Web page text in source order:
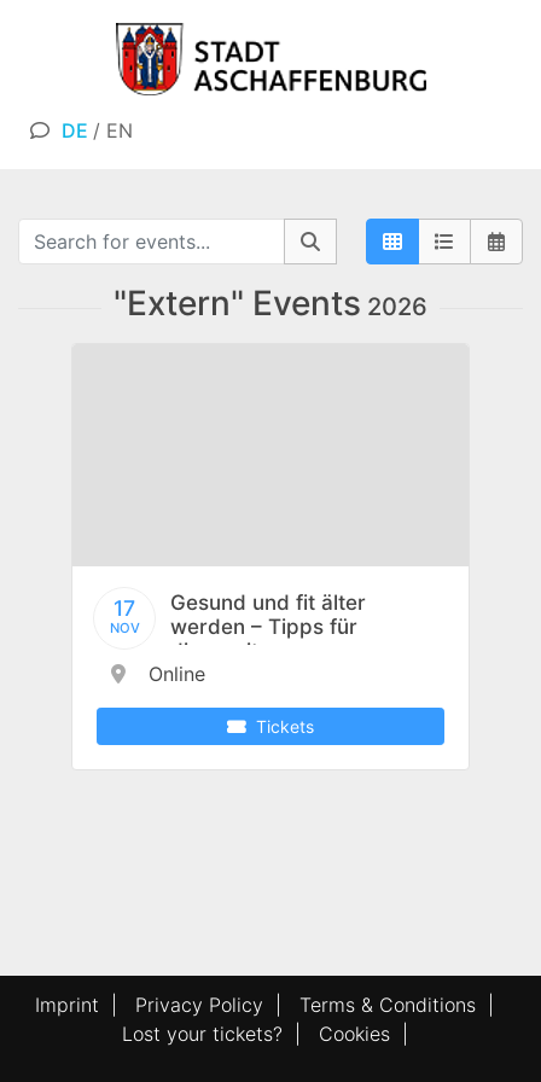
DE / EN
"Extern" Events 2026
17
NOV
Gesund und fit älter
werden – Tipps für
die zweite
Lebenshälfte
Online
Tickets
Imprint Privacy Policy Terms & Conditions
Lost your tickets?
Cookies|